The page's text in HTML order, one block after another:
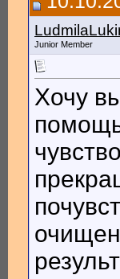
Junior Member
Хочу